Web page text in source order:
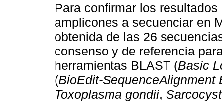
Para confirmar los
amplicones a secuenciar en
obtenida de las 26
consenso y de referencia
herramientas BLAST (Basic
(BioEdit-SequenceAlignment
Toxoplasma gondii,